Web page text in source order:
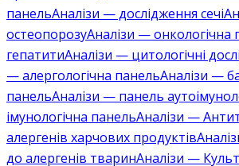
панельАналізи — дослідження сечі
остеопорозуАналізи — онкологічна
гепатитиАналізи — цитологічні
— алергологічна панельАналізи —
панельАналізи — панель
імунологічна панельАналізи —
алергенів харчових продуктів
до алергенів тваринАналізи —